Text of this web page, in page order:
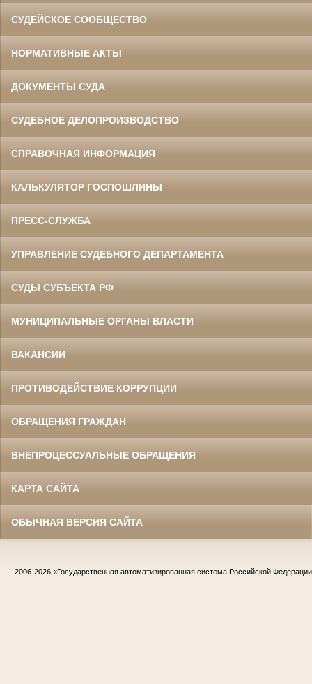
СУДЕЙСКОЕ СООБЩЕСТВО
НОРМАТИВНЫЕ АКТЫ
ДОКУМЕНТЫ СУДА
СУДЕБНОЕ ДЕЛОПРОИЗВОДСТВО
СПРАВОЧНАЯ ИНФОРМАЦИЯ
КАЛЬКУЛЯТОР ГОСПОШЛИНЫ
ПРЕСС-СЛУЖБА
УПРАВЛЕНИЕ СУДЕБНОГО ДЕПАРТАМЕНТА
СУДЫ СУБЪЕКТА РФ
МУНИЦИПАЛЬНЫЕ ОРГАНЫ ВЛАСТИ
ВАКАНСИИ
ПРОТИВОДЕЙСТВИЕ КОРРУПЦИИ
ОБРАЩЕНИЯ ГРАЖДАН
ВНЕПРОЦЕССУАЛЬНЫЕ ОБРАЩЕНИЯ
КАРТА САЙТА
ОБЫЧНАЯ ВЕРСИЯ САЙТА
2006-2026 «Государственная автоматизированная система Российской